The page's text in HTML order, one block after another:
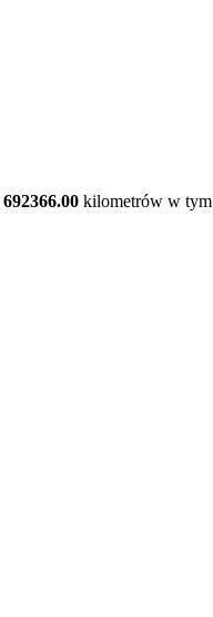
692366.00 kilometrów w tym